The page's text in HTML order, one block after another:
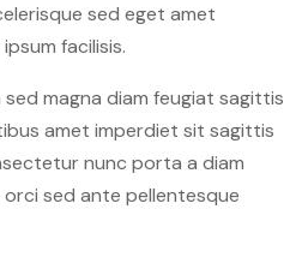
sed eget amet
facilisis.
magna diam feugiat sagittis
amet imperdiet sit sagittis
nunc porta a diam
sed ante pellentesque